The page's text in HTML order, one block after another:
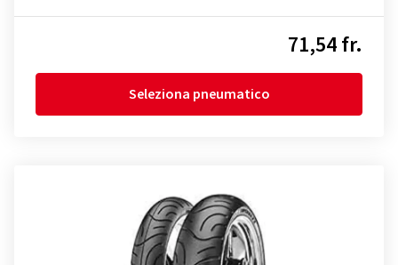
71,54 fr.
Seleziona pneumatico